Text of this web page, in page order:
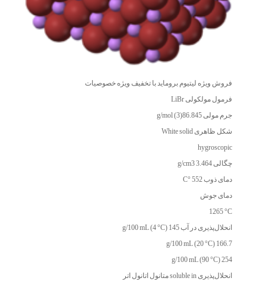
فروش ویژه لیتیوم بروماید با تخفیف ویژه خصوصیات
فرمول مولکولی LiBr
جرم مولی 86.845(3) g/mol
شکل ظاهری White solid
hygroscopic
چگالی 3.464 g/cm3
دمای ذوب 552 °C
دمای جوش
‎1265 °C
انحلال‌پذیری در آب 145 g/100 mL (4 °C)
166.7 g/100 mL (20 °C)
254 g/100 mL (90 °C)
انحلال‌پذیری soluble in متانول اتانول اتر